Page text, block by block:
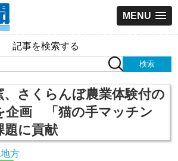
MENU
記事を検索する
、さくらんぼ農業体験付の
企画 「猫の手マッチン
題に貢献
方